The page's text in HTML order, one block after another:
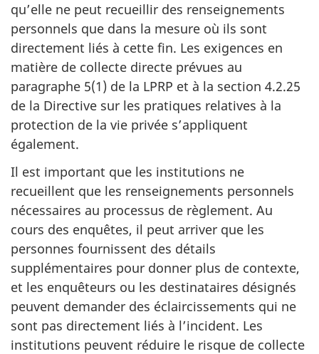
qu’elle ne peut recueillir des renseignements
personnels que dans la mesure où ils sont
directement liés à cette fin. Les exigences en
matière de collecte directe prévues au
paragraphe 5(1) de la LPRP et à la section 4.2.25
de la Directive sur les pratiques relatives à la
protection de la vie privée s’appliquent
également.
Il est important que les institutions ne
recueillent que les renseignements personnels
nécessaires au processus de règlement. Au
cours des enquêtes, il peut arriver que les
personnes fournissent des détails
supplémentaires pour donner plus de contexte,
et les enquêteurs ou les destinataires désignés
peuvent demander des éclaircissements qui ne
sont pas directement liés à l’incident. Les
institutions peuvent réduire le risque de collecte